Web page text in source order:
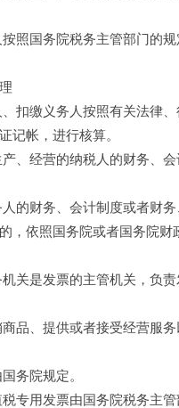
务院税务主管部门的规定
义务人按照有关法律、
记帐，进行核算。
营的纳税人的财务、会
财务、会计制度或者财务
，依照国务院或者国务院
发票的主管机关，负责
、提供或者接受经营服务
院规定。
发票由国务院税务主管